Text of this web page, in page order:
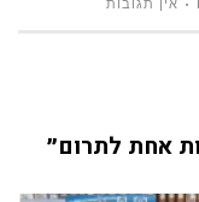
אין תגובות
אחת לתרום״